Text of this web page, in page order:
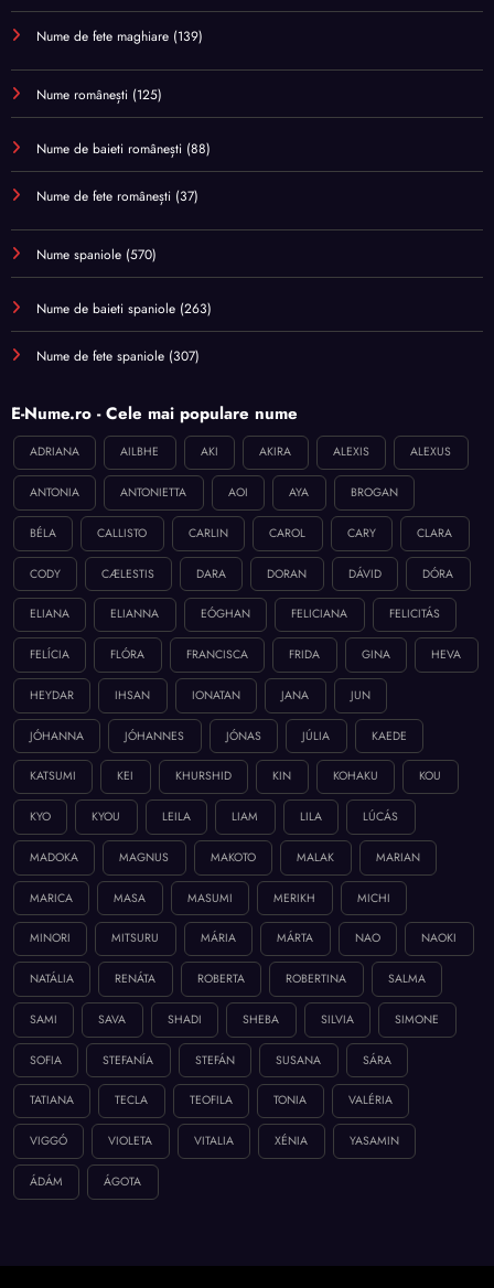
Nume de fete maghiare (139)
Nume românești (125)
Nume de baieti românești (88)
Nume de fete românești (37)
Nume spaniole (570)
Nume de baieti spaniole (263)
Nume de fete spaniole (307)
E-Nume.ro - Cele mai populare nume
ADRIANA AILBHE AKI AKIRA ALEXIS ALEXUS
ANTONIA ANTONIETTA AOI AYA BROGAN
BÉLA CALLISTO CARLIN CAROL CARY CLARA
CODY CÆLESTIS DARA DORAN DÁVID DÓRA
ELIANA ELIANNA EÓGHAN FELICIANA FELICITÁS
FELÍCIA FLÓRA FRANCISCA FRIDA GINA HEVA
HEYDAR IHSAN IONATAN JANA JUN
JÓHANNA JÓHANNES JÓNAS JÚLIA KAEDE
KATSUMI KEI KHURSHID KIN KOHAKU KOU
KYO KYOU LEILA LIAM LILA LÚCÁS
MADOKA MAGNUS MAKOTO MALAK MARIAN
MARICA MASA MASUMI MERIKH MICHI
MINORI MITSURU MÁRIA MÁRTA NAO NAOKI
NATÁLIA RENÁTA ROBERTA ROBERTINA SALMA
SAMI SAVA SHADI SHEBA SILVIA SIMONE
SOFIA STEFANÍA STEFÁN SUSANA SÁRA
TATIANA TECLA TEOFILA TONIA VALÉRIA
VIGGÓ VIOLETA VITALIA XÉNIA YASAMIN
ÁDÁM ÁGOTA